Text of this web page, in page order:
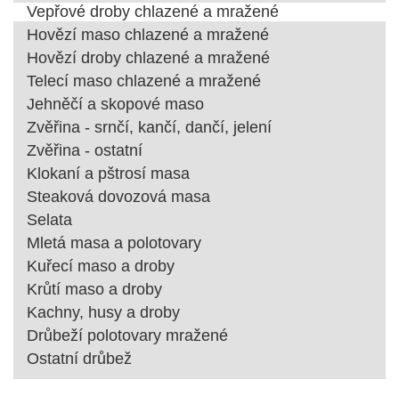
Vepřové droby chlazené a mražené
Hovězí maso chlazené a mražené
Hovězí droby chlazené a mražené
Telecí maso chlazené a mražené
Jehněčí a skopové maso
Zvěřina - srnčí, kančí, dančí, jelení
Zvěřina - ostatní
Klokaní a pštrosí masa
Steaková dovozová masa
Selata
Mletá masa a polotovary
Kuřecí maso a droby
Krůtí maso a droby
Kachny, husy a droby
Drůbeží polotovary mražené
Ostatní drůbež